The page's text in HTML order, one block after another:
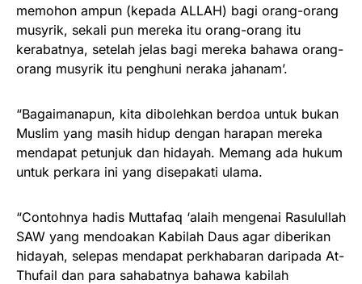
memohon ampun (kepada ALLAH) bagi orang-orang
musyrik, sekali pun mereka itu orang-orang itu
kerabatnya, setelah jelas bagi mereka bahawa orang-
orang musyrik itu penghuni neraka jahanam’.
“Bagaimanapun, kita dibolehkan berdoa untuk bukan
Muslim yang masih hidup dengan harapan mereka
mendapat petunjuk dan hidayah. Memang ada hukum
untuk perkara ini yang disepakati ulama.
“Contohnya hadis Muttafaq ‘alaih mengenai Rasulullah
SAW yang mendoakan Kabilah Daus agar diberikan
hidayah, selepas mendapat perkhabaran daripada At-
Thufail dan para sahabatnya bahawa kabilah